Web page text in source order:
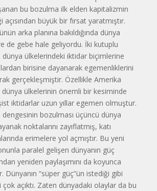
bu bozulma ilk elden kapitalizmin
büyük bir fırsat yaratmıştır.
arka planına bakıldığında dünya
de gebe hale geliyordu. İki kutuplu
dünya ülkelerindeki iktidar biçimlerine
birisine dayanarak egemenliklerini
gerçekleşmiştir. Özellikle Amerika
dünya ülkelerinin önemli bir kesiminde
iktidarlar uzun yıllar egemen olmuştur.
bozulması üçüncü dünya
noktalarını zayıflatmış, katı
erimelere yol açmıştır. Bu yeni
paralel gelişen dünyanın güç
yeniden paylaşımını da koyunca
Dünyanın “süper güç”ün istediği gibi
açıktı. Zaten dünyadaki olaylar da bu